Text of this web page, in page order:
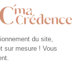
Lave-
vitre
Microfibre